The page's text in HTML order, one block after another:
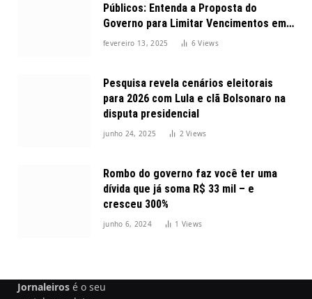
Públicos: Entenda a Proposta do
Governo para Limitar Vencimentos em
2025
fevereiro 13, 2025 6Views
Pesquisa revela cenários eleitorais
para 2026 com Lula e clã Bolsonaro na
disputa presidencial
junho 24, 2025 2Views
Rombo do governo faz você ter uma
dívida que já soma R$ 33 mil – e
cresceu 300%
junho 6, 2024 1 Views
Jornaleiros é o seu